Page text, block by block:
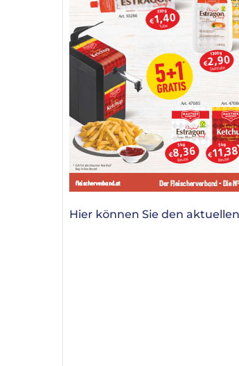
Hier können Sie den